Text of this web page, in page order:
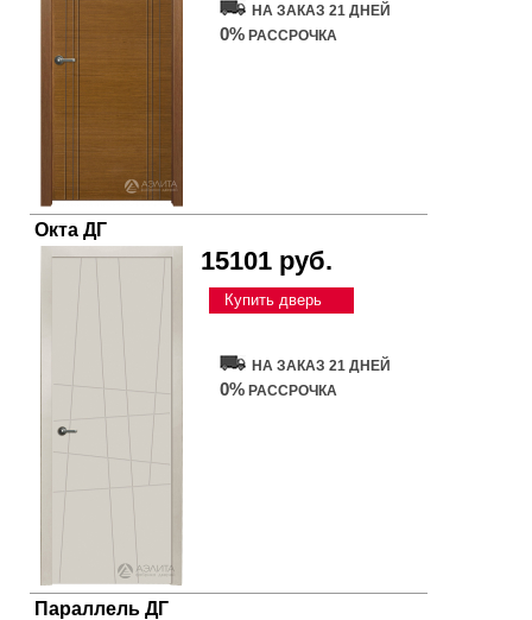
НА ЗАКАЗ 21 ДНЕЙ
0% РАССРОЧКА
Окта ДГ
15101 руб.
Купить дверь
НА ЗАКАЗ 21 ДНЕЙ
0% РАССРОЧКА
Параллель ДГ